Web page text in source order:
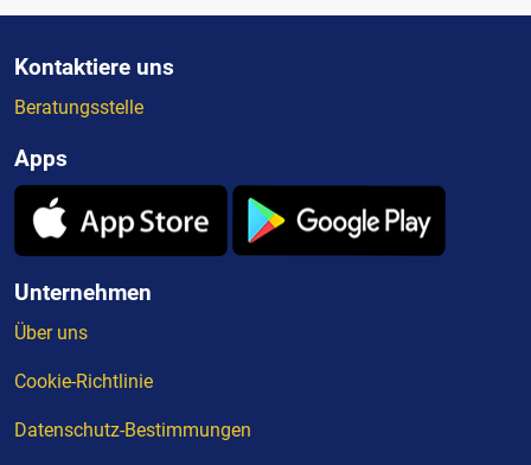
Kontaktiere uns
Beratungsstelle
Apps
Unternehmen
Über uns
Cookie-Richtlinie
Datenschutz-Bestimmungen